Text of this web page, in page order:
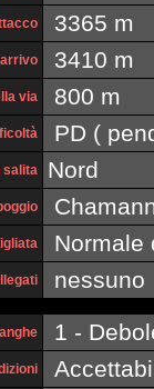
3365 m
3410 m
via 800 m
PD (
salita Nord
Normale
nessuno
1 -